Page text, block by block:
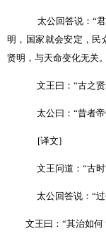
太公回答说：“
明，国家就会安定，民
贤明，与天命变化无关。
文王曰： “古之
太公曰： “昔者
[译文]
文王问道： “古
太公回答说： “
文王曰： “其治如何